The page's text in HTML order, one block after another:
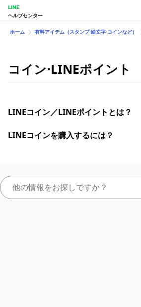
LINE
ヘルプセンター
ホーム 有料アイテム（スタンプ⋅絵文字⋅コインなど）
コイン⋅LINEポイント
LINEコイン／LINEポイントとは？
LINEコインを購入するには？